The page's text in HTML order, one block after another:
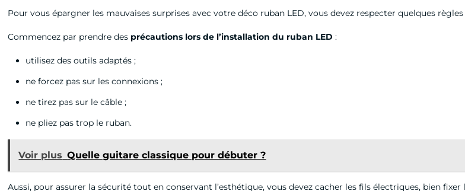
Pour vous épargner les mauvaises surprises avec votre déco ruban LED, vous devez respecter quelques règles
Commencez par prendre des précautions lors de l’installation du ruban LED :
utilisez des outils adaptés ;
ne forcez pas sur les connexions ;
ne tirez pas sur le câble ;
ne pliez pas trop le ruban.
Voir plus Quelle guitare classique pour débuter ?
Aussi, pour assurer la sécurité tout en conservant l’esthétique, vous devez cacher les fils électriques, bien